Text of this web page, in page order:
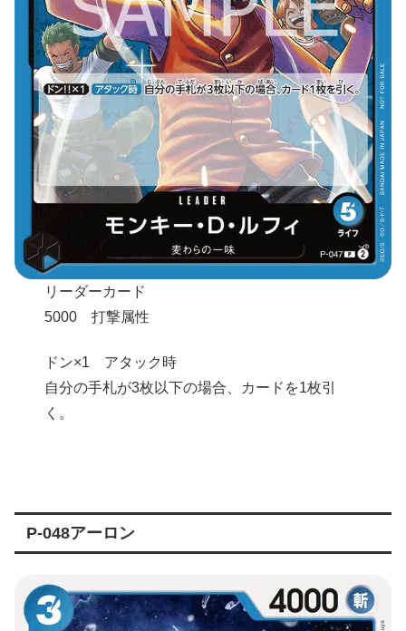
リーダーカード
5000 打撃属性
ドン×1 アタック時
自分の手札が3枚以下の場合、カードを1枚引
く。
P-048アーロン